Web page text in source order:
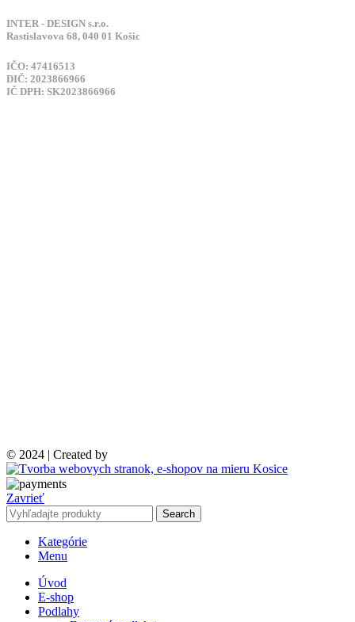
INTER - DESIGN s.r.o.
Rastislavova 68, 040 01 Košic
IČO: 47416513
DIČ: 2023866966
IČ DPH: SK2023866966
© 2024 | Created by
Zavrieť
Search
Kategórie
Menu
Úvod
E-shop
Podlahy